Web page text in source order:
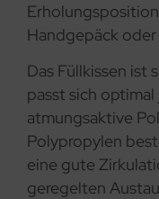
Handgepäck
Das Füllkissen ist
passt sich
atmungsaktive
Polypropylen
eine gute
geregelten